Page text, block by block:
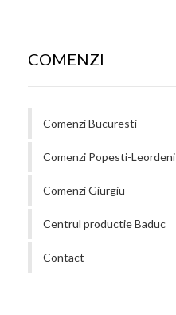
COMENZI
Comenzi Bucuresti
Comenzi Popesti-Leordeni
Comenzi Giurgiu
Centrul productie Baduc
Contact